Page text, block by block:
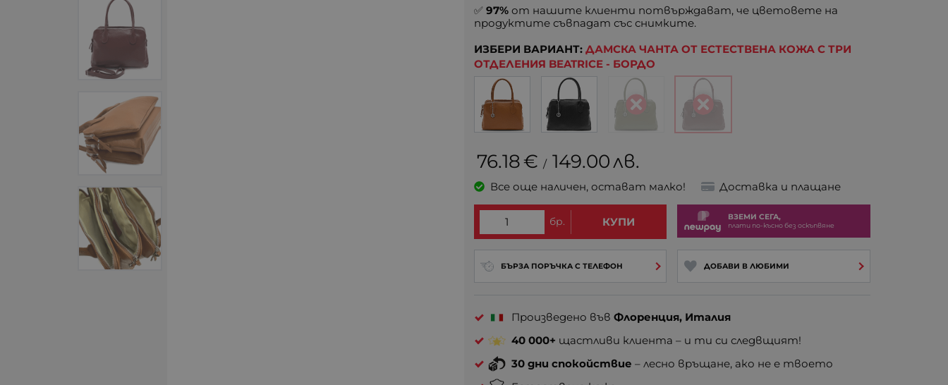
✅ 97% от нашите клиенти потвърждават, че цветовете на
продуктите съвпадат със снимките.
ИЗБЕРИ ВАРИАНТ: ДАМСКА ЧАНТА ОТ ЕСТЕСТВЕНА КОЖА С ТРИ
ОТДЕЛЕНИЯ BEATRICE - БОРДО
76.18€ / 149.00лв.
Все още наличен, остават малко! Доставка и плащане
бр. КУПИ ВЗЕМИ СЕГА,
плати по-късно без оскъпвяне
БЪРЗА ПОРЪЧКА С ТЕЛЕФОН ДОБАВИ В ЛЮБИМИ
Произведено във Флоренция, Италия
40 000+ щастливи клиента – и ти си следвщият!
30 дни спокойствие – лесно връщане, ако не е твоето